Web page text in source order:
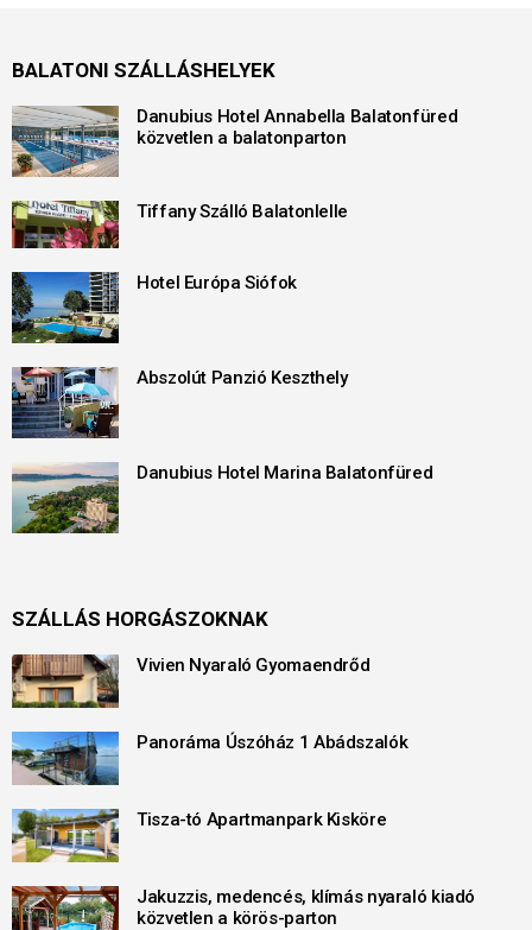
BALATONI SZÁLLÁSHELYEK
Danubius Hotel Annabella Balatonfüred
közvetlen a balatonparton
Tiffany Szálló Balatonlelle
Hotel Európa Siófok
Abszolút Panzió Keszthely
Danubius Hotel Marina Balatonfüred
SZÁLLÁS HORGÁSZOKNAK
Vivien Nyaraló Gyomaendrőd
Panoráma Úszóház 1 Abádszalók
Tisza-tó Apartmanpark Kisköre
Jakuzzis, medencés, klímás nyaraló kiadó
közvetlen a körös-parton